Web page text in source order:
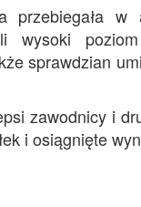
przebiegała
wysoki
sprawdzian
zawodnicy i
i osiągnięte